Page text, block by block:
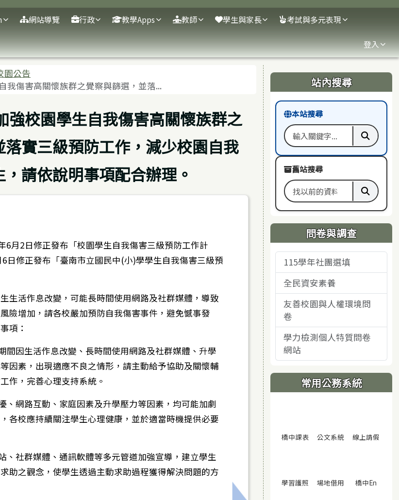
網站導覽 行政 教學Apps 教師 學生與家長 考試與多元表現
登入
園公告
我傷害高關懷族群之覺察與篩選，並落...
強校園學生自我傷害高關懷族群之
實三級預防工作，減少校園自我
請依說明事項配合辦理。
6月2日修正發布「校園學生自我傷害三級預防工作計
日修正發布「臺南市立國民中(小)學學生自我傷害三級預
生活作息改變，可能長時間使用網路及社群媒體，導致
險增加，請各校嚴加預防自我傷害事件，避免憾事發
項：
間因生活作息改變、長時間使用網路及社群媒體、升學
因素，出現適應不良之情形，請主動給予協助及關懷輔
作，完善心理支持系統。
、網路互動、家庭因素及升學壓力等因素，均可能加劇
各校應持續關注學生心理健康，並於適當時機提供必要
、社群媒體、通訊軟體等多元管道加強宣導，建立學生
助之觀念，使學生透過主動求助過程獲得解決問題的方
右邊區域內容
站內搜尋
本站搜尋
搜尋關鍵字 執行本
舊站搜尋
搜尋舊站關鍵字 執行舊
問卷與調查
115學年社團選填
全民資安素養
友善校園與人權環境問
卷
學力檢測個人特質問卷
網站
常用公務系統
橋中課表(另開視窗)
公文系統(另開視窗)
線上請假
學習護照 (另開視窗)
場地借用 (另開視窗)
橋中En